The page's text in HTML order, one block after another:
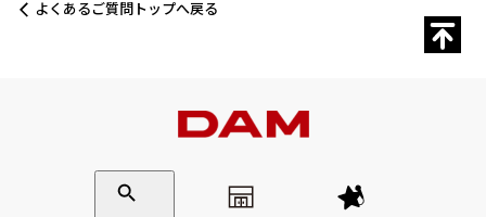
よくあるご質問トップへ戻る